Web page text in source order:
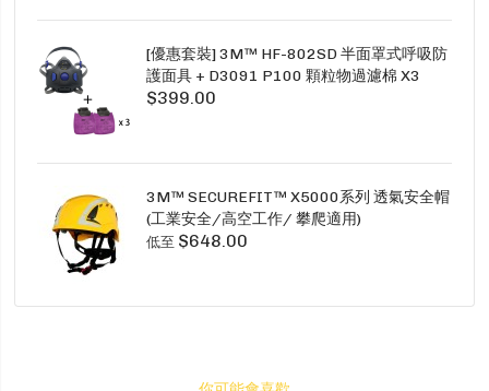
[優惠套裝] 3M™ HF-802SD 半面罩式呼吸防
護面具 + D3091 P100 顆粒物過濾棉 X3
SECURE CLICK HF-802SD HF-800SD 系列
$399.00
3M™ SECUREFIT™ X5000系列 透氣安全帽
(工業安全/高空工作/ 攀爬適用)
低至 $648.00